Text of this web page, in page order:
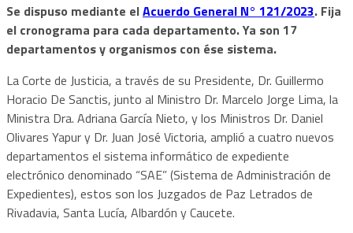
Se dispuso mediante elAcuerdo General N° 121/2023. Fija
el cronograma para cada departamento. Ya son 17
departamentos y organismos con ése sistema.
La Corte de Justicia, a través de su Presidente, Dr. Guillermo
Horacio De Sanctis, junto al Ministro Dr. Marcelo Jorge Lima, la
Ministra Dra. Adriana García Nieto, y los Ministros Dr. Daniel
Olivares Yapur y Dr. Juan José Victoria, amplió a cuatro nuevos
departamentos el sistema informático de expediente
electrónico denominado “SAE” (Sistema de Administración de
Expedientes), estos son los Juzgados de Paz Letrados de
Rivadavia, Santa Lucía, Albardón y Caucete.